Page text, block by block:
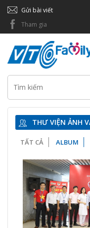
Gửi bài viết
Tham gia
THƯ VIỆN ẢNH
TẤT CẢ ALBUM